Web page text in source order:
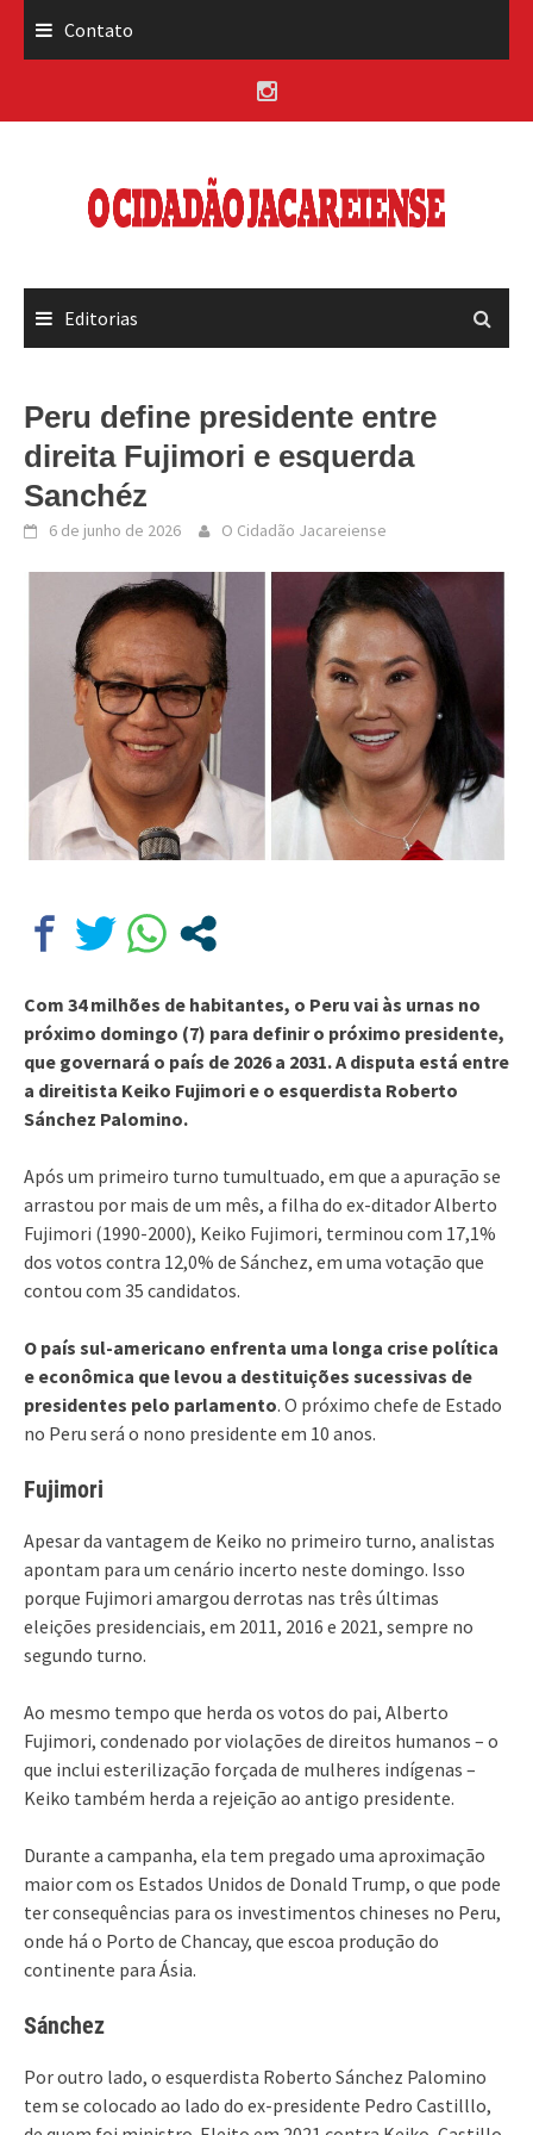
Contato
Editorias
Peru define presidente entre
direita Fujimori e esquerda
Sanchéz
6 de junho de 2026 O Cidadão Jacareiense
Com 34 milhões de habitantes, o Peru vai às urnas no
próximo domingo (7) para definir o próximo presidente,
que governará o país de 2026 a 2031. A disputa está entre
a direitista Keiko Fujimori e o esquerdista Roberto
Sánchez Palomino.
Após um primeiro turno tumultuado, em que a apuração se
arrastou por mais de um mês, a filha do ex-ditador Alberto
Fujimori (1990-2000), Keiko Fujimori, terminou com 17,1%
dos votos contra 12,0% de Sánchez, em uma votação que
contou com 35 candidatos.
O país sul-americano enfrenta uma longa crise política
e econômica que levou a destituições sucessivas de
presidentes pelo parlamento. O próximo chefe de Estado
no Peru será o nono presidente em 10 anos.
Fujimori
Apesar da vantagem de Keiko no primeiro turno, analistas
apontam para um cenário incerto neste domingo. Isso
porque Fujimori amargou derrotas nas três últimas
eleições presidenciais, em 2011, 2016 e 2021, sempre no
segundo turno.
Ao mesmo tempo que herda os votos do pai, Alberto
Fujimori, condenado por violações de direitos humanos – o
que inclui esterilização forçada de mulheres indígenas –
Keiko também herda a rejeição ao antigo presidente.
Durante a campanha, ela tem pregado uma aproximação
maior com os Estados Unidos de Donald Trump, o que pode
ter consequências para os investimentos chineses no Peru,
onde há o Porto de Chancay, que escoa produção do
continente para Ásia.
Sánchez
Por outro lado, o esquerdista Roberto Sánchez Palomino
tem se colocado ao lado do ex-presidente Pedro Castilllo,